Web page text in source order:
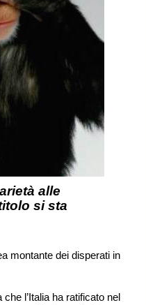
alle
si sta
montante dei disperati in
l’Italia ha ratificato nel